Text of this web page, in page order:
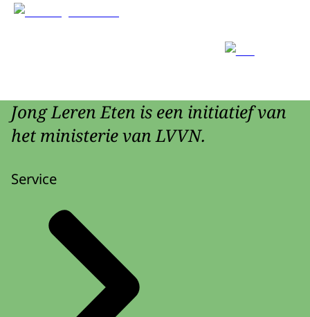
Jong Leren Eten is een initiatief van
het ministerie van LVVN.
Service